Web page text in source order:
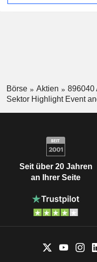
Börse Aktien
896040
Sektor Highlight Event
Seit über 20 Jahren
an Ihrer Seite